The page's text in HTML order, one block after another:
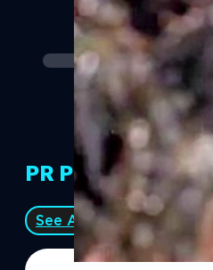
PR Partners
See All